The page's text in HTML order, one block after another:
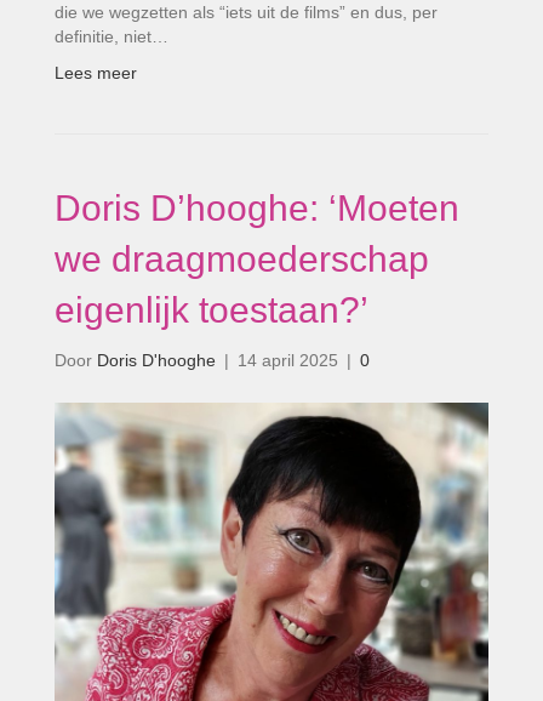
die we wegzetten als “iets uit de films” en dus, per
definitie, niet…
Lees meer
Doris D’hooghe: ‘Moeten
we draagmoederschap
eigenlijk toestaan?’
Door Doris D'hooghe | 14 april 2025 | 0